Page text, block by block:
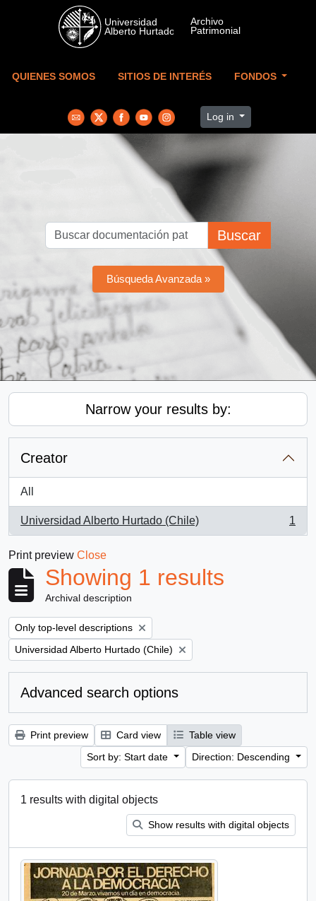
Skip to main content
QUIENES SOMOS SITIOS DE INTERÉS FONDOS
Log in
Buscar
Búsqueda Avanzada »
Narrow your results by:
Creator
All
Universidad Alberto Hurtado (Chile)
, 1 results
1
Print preview Close
Showing 1 results
Archival description
Remove filter:
Only top-level descriptions
Remove filter:
Universidad Alberto Hurtado (Chile)
Advanced search options
Print preview Card view
Table view
Sort by: Start date
Direction: Descending
1 results with digital objects
Show results with digital objects